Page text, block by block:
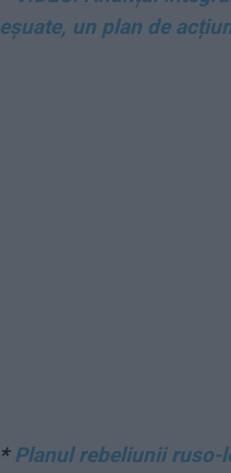
eșuate, un plan de
*Planul rebeliunii ruso-